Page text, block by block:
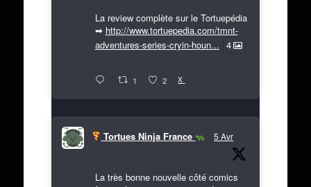
La review complète sur le Tortuepédia
➡ http://www.tortuepedia.com/tmnt-
adventures-series-cryin-houn... 4
1 2 X
Tortues Ninja France 5 Avr
La très bonne nouvelle côté comics